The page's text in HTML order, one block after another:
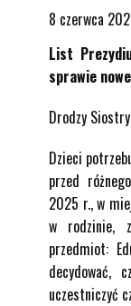
8 czerwca
List
sprawie
Drodzy
Dzieci
przed
2025 r., w
w rodzinie,
przedmiot:
decydować,
uczestniczyć